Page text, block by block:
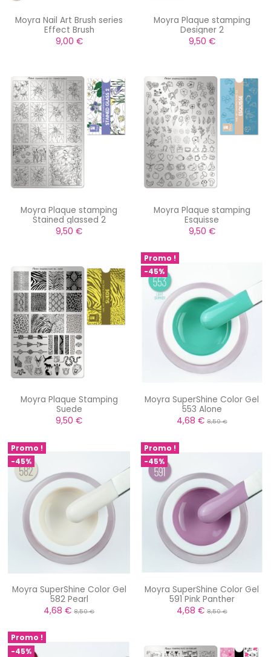
Moyra Nail Art Brush series
Effect Brush
9,00 €
Moyra Plaque stamping
Designer 2
9,50 €
Moyra Plaque stamping
Stained glassed 2
9,50 €
Moyra Plaque stamping
Esquisse
9,50 €
Moyra Plaque Stamping
Suede
9,50 €
Promo !
-45%
Moyra SuperShine Color Gel
553 Alone
4,68 €8,50 €
Promo !
-45%
Moyra SuperShine Color Gel
582 Pearl
4,68 €8,50 €
Promo !
-45%
Moyra SuperShine Color Gel
591 Pink Panther
4,68 €8,50 €
Promo !
-45%